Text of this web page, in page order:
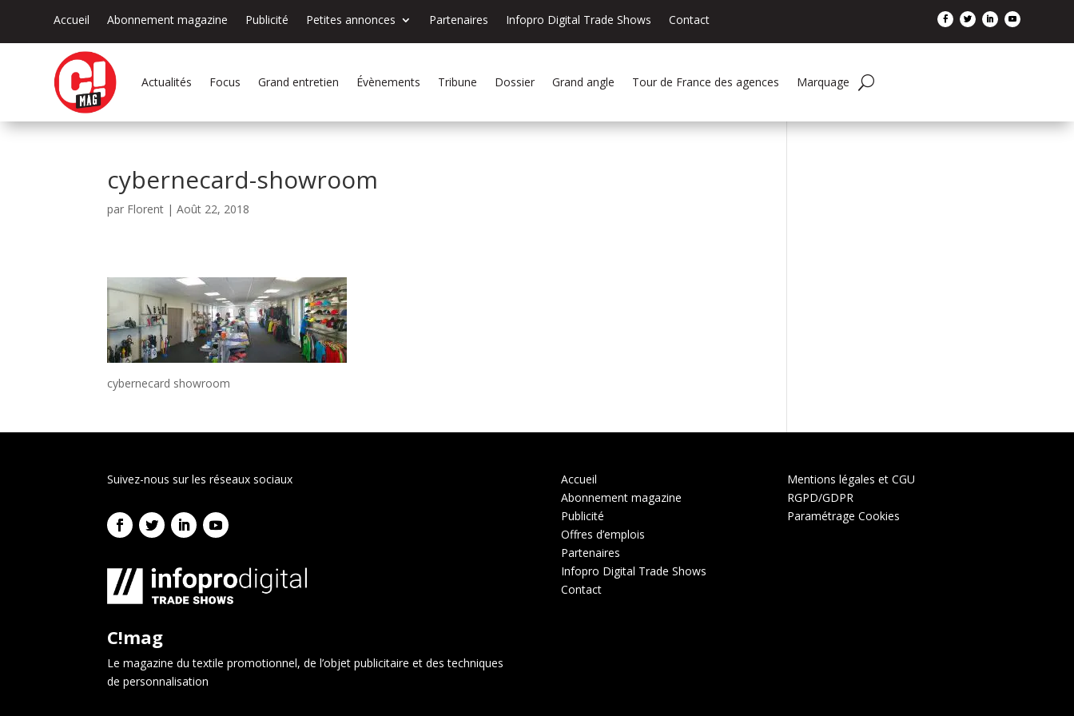
Accueil Abonnement magazine Publicité Petites annonces Partenaires Infopro Digital Trade Shows Contact
Actualités Focus Grand entretien Évènements Tribune Dossier Grand angle Tour de France des agences Marquage
cybernecard-showroom
par Florent |Août 22, 2018
cybernecard showroom
Suivez-nous sur les réseaux sociaux
C!mag
Le magazine du textile promotionnel, de l’objet publicitaire et des techniques
de personnalisation
Accueil
Abonnement magazine
Publicité
Offres d’emplois
Partenaires
Infopro Digital Trade Shows
Contact
Mentions légales et CGU
RGPD/GDPR
Paramétrage Cookies